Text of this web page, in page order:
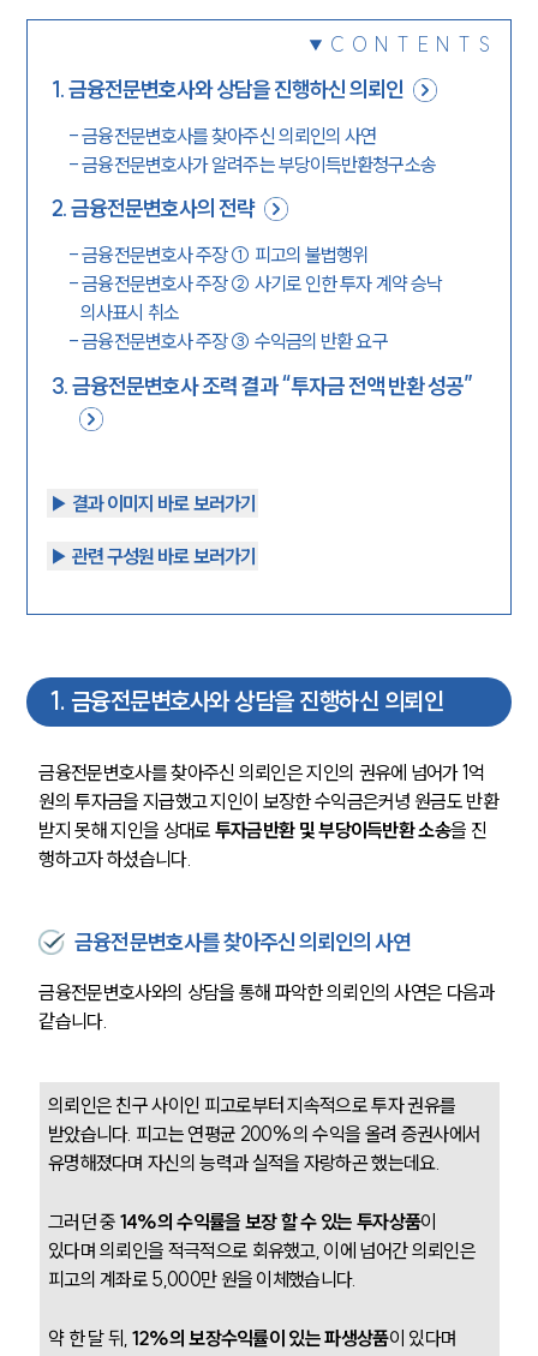
CONTENTS
1.금융전문변호사와 상담을 진행하신 의뢰인
-금융전문변호사를 찾아주신 의뢰인의 사연
-금융전문변호사가 알려주는 부당이득반환청구소송
2.금융전문변호사의 전략
-금융전문변호사 주장 ① 피고의 불법행위
-금융전문변호사 주장 ② 사기로 인한 투자 계약 승낙
의사표시 취소
-금융전문변호사 주장 ③ 수익금의 반환 요구
3.금융전문변호사 조력 결과 “투자금 전액 반환 성공”
▶︎ 결과 이미지 바로 보러가기
▶︎ 관련 구성원 바로 보러가기
1 . 금융전문변호사와 상담을 진행하신 의뢰인
금융전문변호사를 찾아주신 의뢰인은 지인의 권유에 넘어가 1억
원의 투자금을 지급했고 지인이 보장한 수익금은커녕 원금도 반환
받지 못해 지인을 상대로 투자금반환 및 부당이득반환 소송을 진
행하고자 하셨습니다.
금융전문변호사를 찾아주신 의뢰인의 사연
금융전문변호사와의 상담을 통해 파악한 의뢰인의 사연은 다음과
같습니다.
의뢰인은 친구 사이인 피고로부터 지속적으로 투자 권유를
받았습니다. 피고는 연평균 200%의 수익을 올려 증권사에서
유명해졌다며 자신의 능력과 실적을 자랑하곤 했는데요.
그러던 중 14%의 수익률을 보장 할 수 있는 투자상품이
있다며 의뢰인을 적극적으로 회유했고, 이에 넘어간 의뢰인은
피고의 계좌로 5,000만 원을 이체했습니다.
약 한 달 뒤, 12%의 보장수익률이 있는 파생상품이 있다며